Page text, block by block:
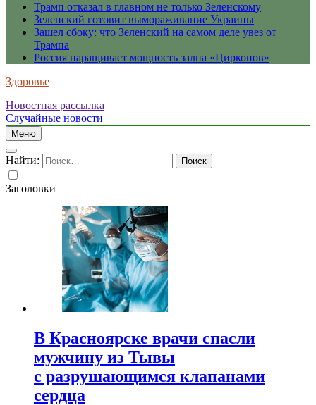
Трамп отказал в главном не только Зеленскому
Зеленский готовит вымораживание Украины
Зашел сбоку: что Зеленский на самом деле увез от
Трампа
Россия наращивает мощность залпа «Цирконов»
Здоровье
Новостная рассылка
Случайные новости
Меню
Найти:
Заголовки
В Красноярске врачи спасли
мужчину из Тывы
с разрушающимся клапанами
сердца